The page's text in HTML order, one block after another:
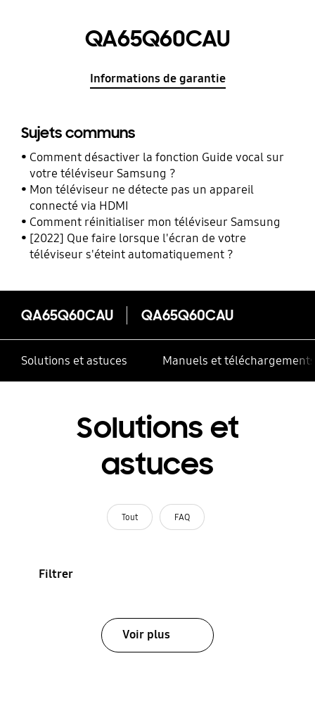
QA65Q60CAU
Informations de garantie
Sujets communs
Comment désactiver la fonction Guide vocal sur
votre téléviseur Samsung ?
Mon téléviseur ne détecte pas un appareil
connecté via HDMI
Comment réinitialiser mon téléviseur Samsung
[2022] Que faire lorsque l'écran de votre
téléviseur s'éteint automatiquement ?
QA65Q60CAU QA65Q60CAU
Solutions et astuces Manuels et téléchargements
Solutions et
astuces
Tout FAQ
Filtrer
Voir plus